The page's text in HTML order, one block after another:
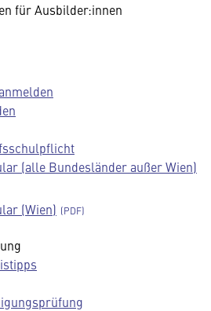
für Ausbilder:innen
(alle Bundesländer außer Wien)
(Wien)